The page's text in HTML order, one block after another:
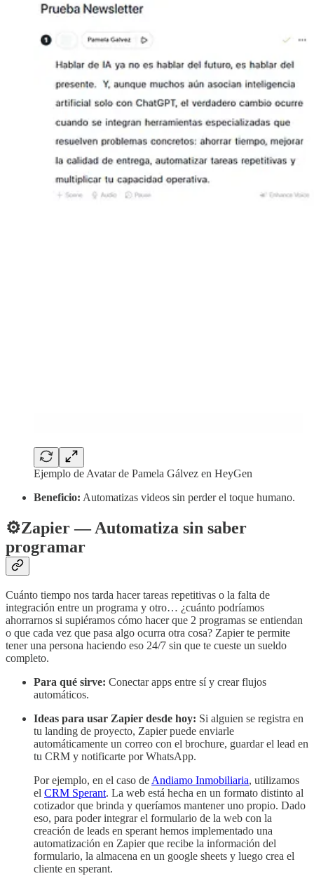
Ejemplo de Avatar de Pamela Gálvez en HeyGen
Beneficio: Automatizas videos sin perder el toque humano.
⚙️Zapier — Automatiza sin saber
programar
Cuánto tiempo nos tarda hacer tareas repetitivas o la falta de
integración entre un programa y otro… ¿cuánto podríamos
ahorrarnos si supiéramos cómo hacer que 2 programas se entiendan
o que cada vez que pasa algo ocurra otra cosa? Zapier te permite
tener una persona haciendo eso 24/7 sin que te cueste un sueldo
completo.
Para qué sirve: Conectar apps entre sí y crear flujos
automáticos.
Ideas para usar Zapier desde hoy: Si alguien se registra en
tu landing de proyecto, Zapier puede enviarle
automáticamente un correo con el brochure, guardar el lead en
tu CRM y notificarte por WhatsApp.
Por ejemplo, en el caso deAndiamo Inmobiliaria, utilizamos
el CRM Sperant. La web está hecha en un formato distinto al
cotizador que brinda y queríamos mantener uno propio. Dado
eso, para poder integrar el formulario de la web con la
creación de leads en sperant hemos implementado una
automatización en Zapier que recibe la información del
formulario, la almacena en un google sheets y luego crea el
cliente en sperant.